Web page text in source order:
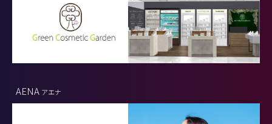
AENA アエナ